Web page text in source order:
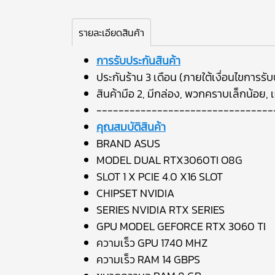
รายละเอียดสินค้า
การรับประกันสินค้า
ประกันร้าน 3 เดือน (ภายใต้เงื่อนไขการรั
สินค้ามือ 2, มีกล่อง, พวกคราบเล็กน้อย,
คุณสมบัติสินค้า
BRAND ASUS
MODEL DUAL RTX3060TI O8G
SLOT 1 X PCIE 4.0 X16 SLOT
CHIPSET NVIDIA
SERIES NVIDIA RTX SERIES
GPU MODEL GEFORCE RTX 3060 TI
ความเร็ว GPU 1740 MHZ
ความเร็ว RAM 14 GBPS